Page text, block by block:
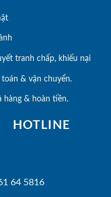
tranh chấp, khiếu nại
& vận chuyển.
hàng & hoàn tiền.
HOTLINE
64 5816